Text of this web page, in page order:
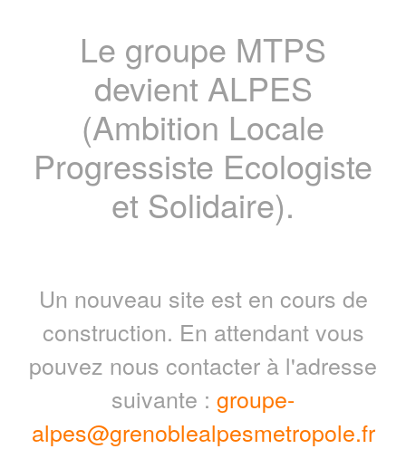
Le groupe MTPS
devient ALPES
(Ambition Locale
Progressiste Ecologiste
et Solidaire).
Un nouveau site est en cours de
construction. En attendant vous
pouvez nous contacter à l'adresse
suivante : groupe-
alpes@grenoblealpesmetropole.fr